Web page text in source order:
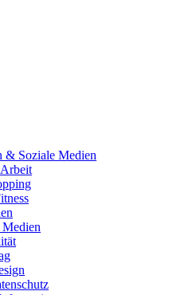
& Soziale Medien